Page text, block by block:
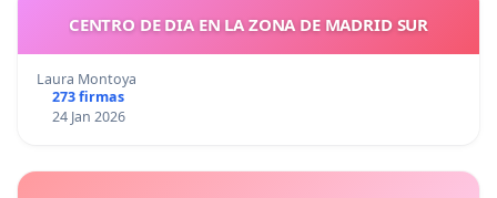
CENTRO DE DIA EN LA ZONA DE MADRID SUR
Laura Montoya
273 firmas
24 Jan 2026